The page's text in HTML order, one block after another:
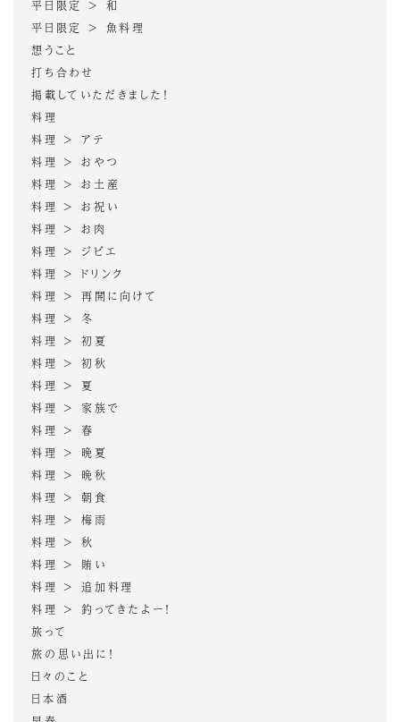
平日限定 > 和
平日限定 > 魚料理
想うこと
打ち合わせ
掲載していただきました！
料理
料理 > アテ
料理 > おやつ
料理 > お土産
料理 > お祝い
料理 > お肉
料理 > ジビエ
料理 > ドリンク
料理 > 再開に向けて
料理 > 冬
料理 > 初夏
料理 > 初秋
料理 > 夏
料理 > 家族で
料理 > 春
料理 > 晩夏
料理 > 晩秋
料理 > 朝食
料理 > 梅雨
料理 > 秋
料理 > 賄い
料理 > 追加料理
料理 > 釣ってきたよー！
旅って
旅の思い出に！
日々のこと
日本酒